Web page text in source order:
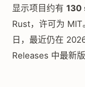
显示项目约有 130
Rust，许可为
日，最近仍在
Releases 中最新